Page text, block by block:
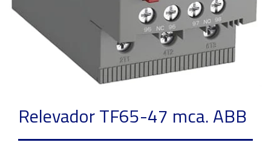
Relevador TF65-47 mca. ABB